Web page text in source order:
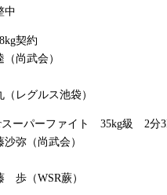
中
契約
（尚武会）
（レグルス池袋）
ーパーファイト 35kg級 2分
沙弥（尚武会）
歩（WSR蕨）